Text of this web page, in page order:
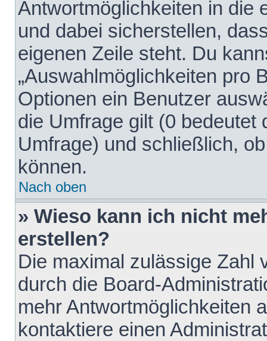
Antwortmöglichkeiten in die
und dabei sicherstellen,
eigenen Zeile steht. Du
„Auswahlmöglichkeiten pro
Optionen ein Benutzer
die Umfrage gilt (0 bedeutet
Umfrage) und schließlich,
können.
Nach oben
» Wieso kann ich nicht
erstellen?
Die maximal zulässige Zahl
durch die Board-
mehr Antwortmöglichkeiten
kontaktiere einen